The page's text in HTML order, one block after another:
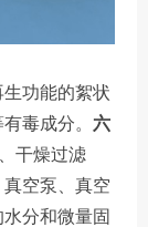
功能的絮状
毒成分。 六
干燥过滤
空泵、真空
分和微量固